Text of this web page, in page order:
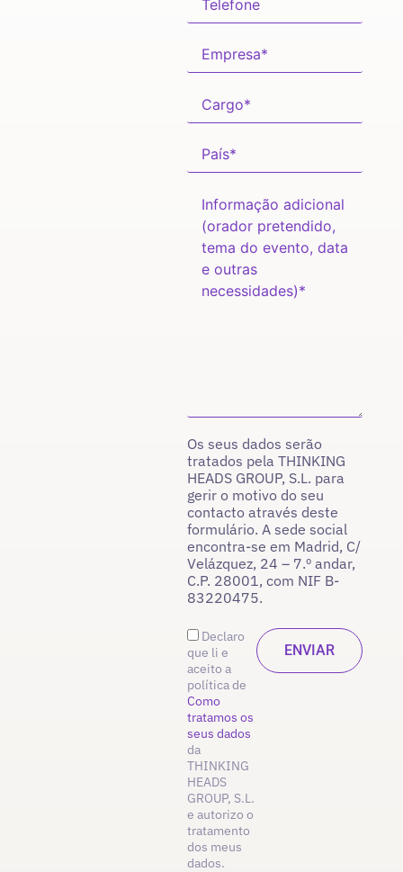
Os seus dados serão
tratados pela THINKING
HEADS GROUP, S.L. para
gerir o motivo do seu
contacto através deste
formulário. A sede social
encontra-se em Madrid, C/
Velázquez, 24 – 7.º andar,
C.P. 28001, com NIF B-
83220475.
Declaro
que li e
aceito a
política de
Como
tratamos os
seus dados
da
THINKING
HEADS
GROUP, S.L.
e autorizo o
tratamento
dos meus
dados.